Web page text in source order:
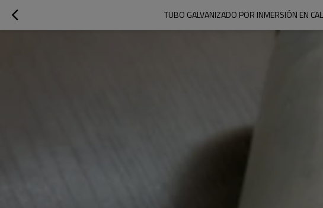
TUBO GALVANIZADO POR INMERSIÓN EN